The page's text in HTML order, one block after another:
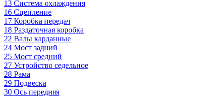
13 Система охлаждения
16 Сцепление
17 Коробка передач
18 Раздаточная коробка
22 Валы карданные
24 Мост задний
25 Мост средний
27 Устройство седельное
28 Рама
29 Подвеска
30 Ось передняя